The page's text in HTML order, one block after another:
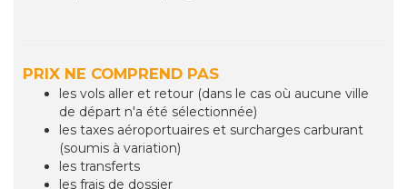
PRIX NE COMPREND PAS
les vols aller et retour (dans le cas où aucune ville
de départ n'a été sélectionnée)
les taxes aéroportuaires et surcharges carburant
(soumis à variation)
les transferts
les frais de dossier